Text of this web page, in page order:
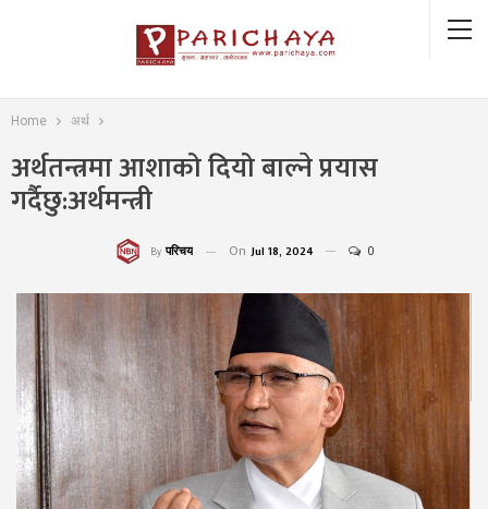
Home अर्थ
अर्थतन्त्रमा आशाको दियो बाल्ने प्रयास
गर्दैछु:अर्थमन्त्री
By परिचय On Jul 18, 2024 0